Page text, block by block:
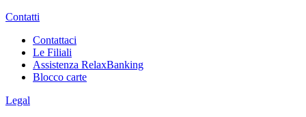
Contatti
Contattaci
Le Filiali
Assistenza RelaxBanking
Blocco carte
Legal